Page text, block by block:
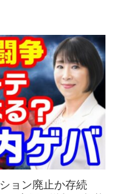
ョン廃止か存続